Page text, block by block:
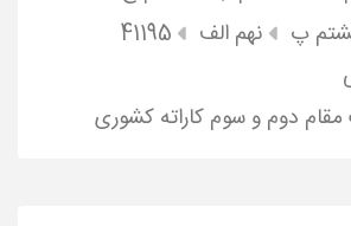
پ نهم الف
41195
دوم و سوم کاراته کشوری